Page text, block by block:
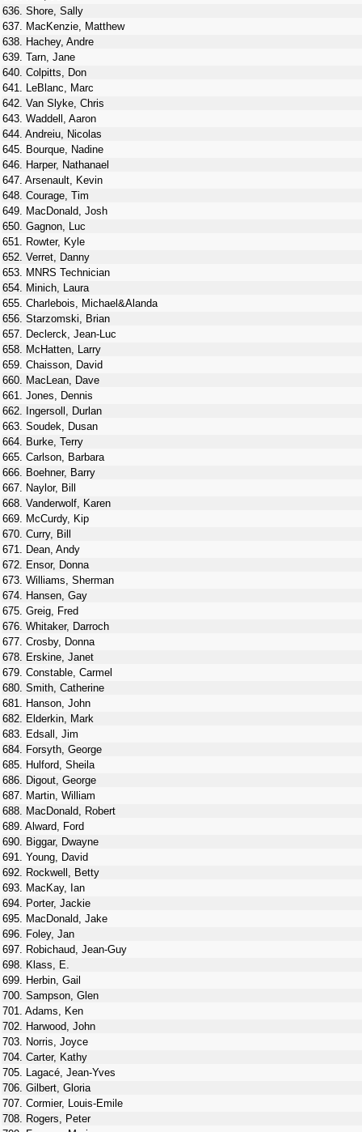
636. Shore, Sally
637. MacKenzie, Matthew
638. Hachey, Andre
639. Tarn, Jane
640. Colpitts, Don
641. LeBlanc, Marc
642. Van Slyke, Chris
643. Waddell, Aaron
644. Andreiu, Nicolas
645. Bourque, Nadine
646. Harper, Nathanael
647. Arsenault, Kevin
648. Courage, Tim
649. MacDonald, Josh
650. Gagnon, Luc
651. Rowter, Kyle
652. Verret, Danny
653. MNRS Technician
654. Minich, Laura
655. Charlebois, Michael&Alanda
656. Starzomski, Brian
657. Declerck, Jean-Luc
658. McHatten, Larry
659. Chaisson, David
660. MacLean, Dave
661. Jones, Dennis
662. Ingersoll, Durlan
663. Soudek, Dusan
664. Burke, Terry
665. Carlson, Barbara
666. Boehner, Barry
667. Naylor, Bill
668. Vanderwolf, Karen
669. McCurdy, Kip
670. Curry, Bill
671. Dean, Andy
672. Ensor, Donna
673. Williams, Sherman
674. Hansen, Gay
675. Greig, Fred
676. Whitaker, Darroch
677. Crosby, Donna
678. Erskine, Janet
679. Constable, Carmel
680. Smith, Catherine
681. Hanson, John
682. Elderkin, Mark
683. Edsall, Jim
684. Forsyth, George
685. Hulford, Sheila
686. Digout, George
687. Martin, William
688. MacDonald, Robert
689. Alward, Ford
690. Biggar, Dwayne
691. Young, David
692. Rockwell, Betty
693. MacKay, Ian
694. Porter, Jackie
695. MacDonald, Jake
696. Foley, Jan
697. Robichaud, Jean-Guy
698. Klass, E.
699. Herbin, Gail
700. Sampson, Glen
701. Adams, Ken
702. Harwood, John
703. Norris, Joyce
704. Carter, Kathy
705. Lagacé, Jean-Yves
706. Gilbert, Gloria
707. Cormier, Louis-Emile
708. Rogers, Peter